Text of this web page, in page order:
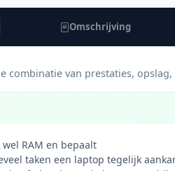
Omschrijving
combinatie van prestaties,
RAM en bepaalt
taken een laptop tegelijk